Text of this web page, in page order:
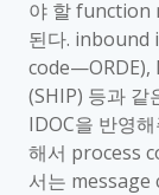
야 할 function
된다. inbound
(SHIP) 등과
IDOC을 반영
해서 process
서는 message